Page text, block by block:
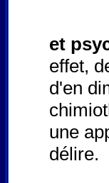
et
effet,
d'en
une
délire.